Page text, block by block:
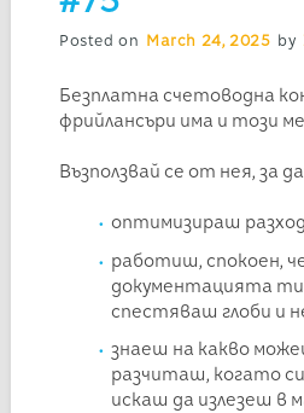
Posted on March 24, 2025 by
Безплатна счетоводна
фрийлансъри има и този
Възползвай се от нея, за
оптимизираш
работиш, спокоен,
документацията ти
спестяваш глоби и
знаеш на какво
разчиташ, когато си
искаш да излезеш в